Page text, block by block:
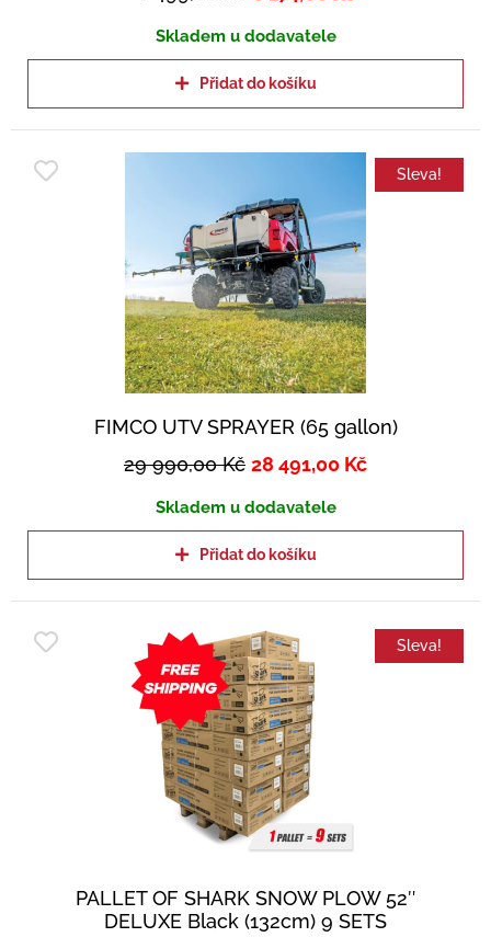
Skladem u dodavatele
Přidat do košíku
Sleva!
FIMCO UTV SPRAYER (65 gallon)
29 990,00Kč 28 491,00 Kč
Skladem u dodavatele
Přidat do košíku
Sleva!
PALLET OF SHARK SNOW PLOW 52″
DELUXE Black (132cm) 9 SETS